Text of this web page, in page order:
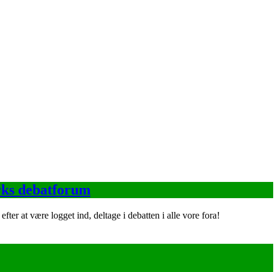
debatforum
at være logget ind, deltage i debatten i alle vore fora!